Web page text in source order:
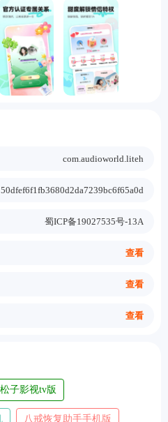
com.audioworld.liteh
50dfef6f1fb3680d2da7239bc6f65a0d
蜀ICP备19027535号-13A
查看
查看
查看
松子影视tv版
八戒恢复助手手机版